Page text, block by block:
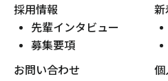
採用情報
先輩インタビュー
募集要項
お問い合わせ